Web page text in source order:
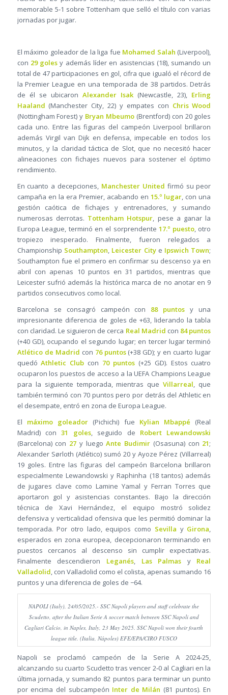
memorable 5‑1 sobre Tottenham que selló el título con varias
jornadas por jugar.
El máximo goleador de la liga fue Mohamed Salah (Liverpool),
con 29 goles y además líder en asistencias (18), sumando un
total de 47 participaciones en gol, cifra que igualó el récord de
la Premier League en una temporada de 38 partidos. Detrás
de él se ubicaron Alexander Isak(Newcastle, 23), Erling
Haaland (Manchester City, 22) y empates con Chris Wood
(Nottingham Forest) y Bryan Mbeumo (Brentford) con 20 goles
cada uno. Entre las figuras del campeón Liverpool brillaron
además Virgil van Dijk en defensa, impecable en todos los
minutos, y la claridad táctica de Slot, que no necesitó hacer
alineaciones con fichajes nuevos para sostener el óptimo
rendimiento.
En cuanto a decepciones, Manchester United firmó su peor
campaña en la era Premier, acabando en15.º lugar, con una
gestión caótica de fichajes y entrenadores, y sumando
numerosas derrotas. Tottenham Hotspur, pese a ganar la
Europa League, terminó en el sorprendente17.º puesto, otro
tropiezo inesperado. Finalmente, fueron relegados a
Championship Southampton, Leicester Citye Ipswich Town;
Southampton fue el primero en confirmar su descenso ya en
abril con apenas 10 puntos en 31 partidos, mientras que
Leicester sufrió además la histórica marca de no anotar en 9
partidos consecutivos como local.
Barcelona se consagró campeón con 88 puntos y una
impresionante diferencia de goles de +63, liderando la tabla
con claridad. Le siguieron de cerca Real Madrid con 84 puntos
(+40 GD), ocupando el segundo lugar; en tercer lugar terminó
Atlético de Madrid con 76 puntos(+38 GD); y en cuarto lugar
quedóAthletic Club con 70 puntos(+25 GD). Estos cuatro
ocuparon los puestos de acceso a la UEFA Champions League
para la siguiente temporada, mientras queVillarreal, que
también terminó con 70 puntos pero por detrás del Athletic en
el desempate, entró en zona de Europa League.
El máximo goleador (Pichichi) fue Kylian Mbappé (Real
Madrid) con31 goles, seguido de Robert Lewandowski
(Barcelona) con 27 y luegoAnte Budimir (Osasuna) con 21;
Alexander Sørloth (Atlético) sumó 20 y Ayoze Pérez (Villarreal)
19 goles. Entre las figuras del campeón Barcelona brillaron
especialmente Lewandowski y Raphinha (18 tantos) además
de jugares clave como Lamine Yamal y Ferran Torres que
aportaron gol y asistencias constantes. Bajo la dirección
técnica de Xavi Hernández, el equipo mostró solidez
defensiva y verticalidad ofensiva que les permitió dominar la
temporada. Por otro lado, equipos como Sevilla y Girona,
esperados en zona europea, decepcionaron terminando en
puestos cercanos al descenso sin cumplir expectativas.
Finalmente descendieron Leganés, Las Palmas y Real
Valladolid, con Valladolid como el colista, apenas sumando 16
puntos y una diferencia de goles de −64.
NAPOLI (Italy), 24/05/2025.- SSC Napoli players and staff celebrate the
Scudetto, after the Italian Serie A soccer match between SSC Napoli and
Cagliari Calcio, in Naples, Italy, 23 May 2025. SSC Napoli won their fourth
league title. (Italia, Nápoles) EFE/EPA/CIRO FUSCO
Napoli se proclamó campeón de la Serie A 2024‑25,
alcanzando su cuarto Scudetto tras vencer 2‑0 al Cagliari en la
última jornada, y sumando 82 puntos para terminar un punto
por encima del subcampeón Inter de Milán (81 puntos). En